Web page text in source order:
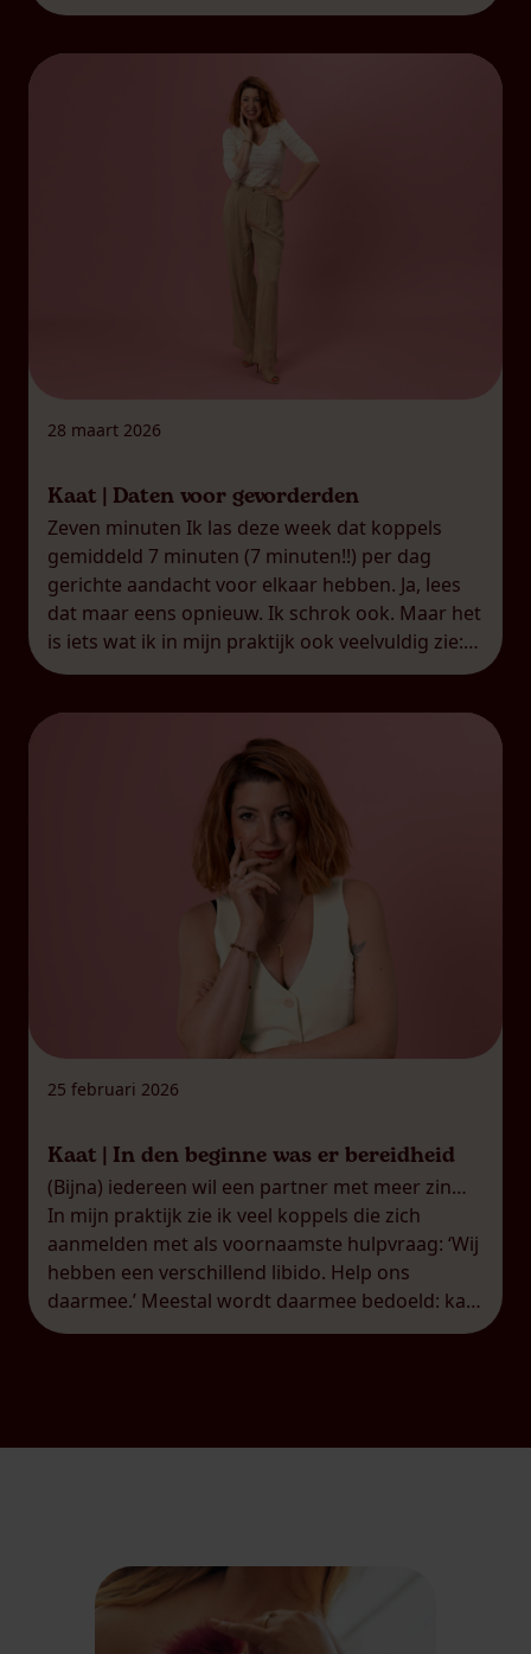
Veel van mijn leeftijdsgenoten weten niet echt
28 maart 2026
Kaat | Daten voor gevorderden
Zeven minuten Ik las deze week dat koppels
gemiddeld 7 minuten (7 minuten!!) per dag
gerichte aandacht voor elkaar hebben. Ja, lees
dat maar eens opnieuw. Ik schrok ook. Maar het
is iets wat ik in mijn praktijk ook veelvuldig zie:
koppels die een zogenaamde
25 februari 2026
Kaat | In den beginne was er bereidheid
(Bijna) iedereen wil een partner met meer zin…
In mijn praktijk zie ik veel koppels die zich
aanmelden met als voornaamste hulpvraag: ‘Wij
hebben een verschillend libido. Help ons
daarmee.’ Meestal wordt daarmee bedoeld: kan
je de partner met het laagste libido meer zin